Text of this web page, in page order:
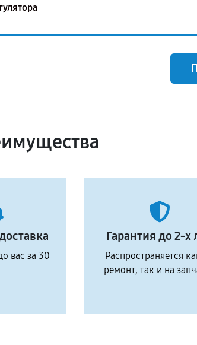
вас за 30
Гарантия до 2-х
Распространяется
ремонт, так и на